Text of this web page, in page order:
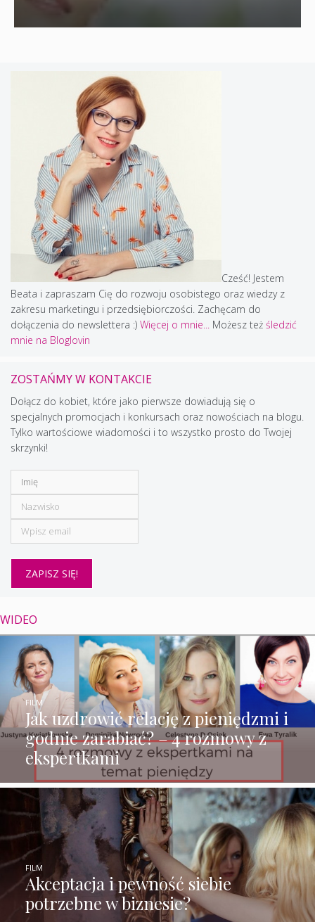
Cześć! Jestem
Beata i zapraszam Cię do rozwoju osobistego oraz wiedzy z
zakresu marketingu i przedsiębiorczości. Zachęcam do
dołączenia do newslettera :) Więcej o mnie... Możesz też śledzić
mnie na Bloglovin
ZOSTAŃMY W KONTAKCIE
Dołącz do kobiet, które jako pierwsze dowiadują się o
specjalnych promocjach i konkursach oraz nowościach na blogu.
Tylko wartościowe wiadomości i to wszystko prosto do Twojej
skrzynki!
WIDEO
Jak uzdrowić relację z pieniędzmi i
godnie zarabiać? – 4 rozmowy z
ekspertkami
FILM
Akceptacja i pewność siebie
potrzebne w biznesie?
FILM